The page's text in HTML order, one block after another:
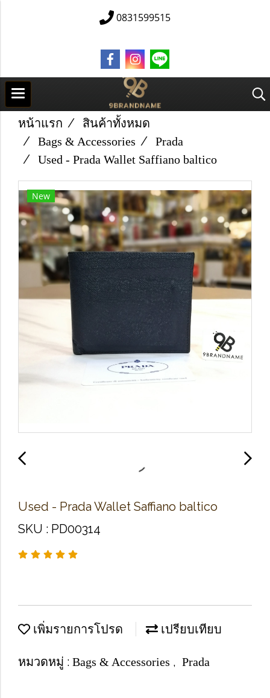
0831599515
หน้าแรก
สินค้าทั้งหมด
Bags & Accessories
Prada
Used - Prada Wallet​ Saffiano​ baltico
New
Used - Prada Wallet​ Saffiano​ baltico
SKU : PD00314
เพิ่มรายการโปรด เปรียบเทียบ
หมวดหมู่ : Bags & Accessories , Prada